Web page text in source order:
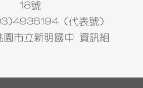
18號
(代表號)
園市立新明國中 資訊組